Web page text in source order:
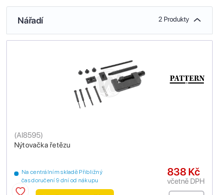
Nářadí 2 Produkty
Nýtovačka řetězu
(AI8595)
Na centrálním skladě Přibližný
čas doručení 9 dní od nákupu
838 Kč
včetně DPH